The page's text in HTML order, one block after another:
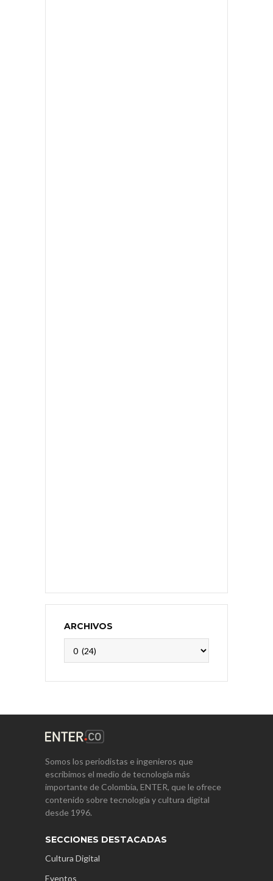
ARCHIVOS
Somos los periodistas e ingenieros que
escribimos el medio de tecnología más
importante de Colombia, ENTER, que le ofrece
contenido sobre tecnología y cultura digital
desde 1996.
SECCIONES DESTACADAS
Cultura Digital
Eventos